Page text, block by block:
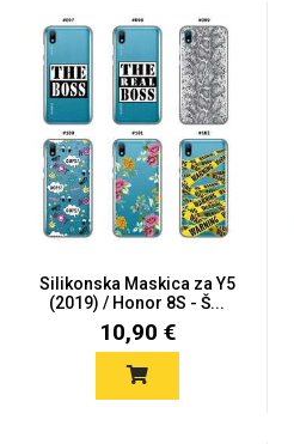
Silikonska Maskica za Y5
(2019) / Honor 8S - Š...
10,90 €